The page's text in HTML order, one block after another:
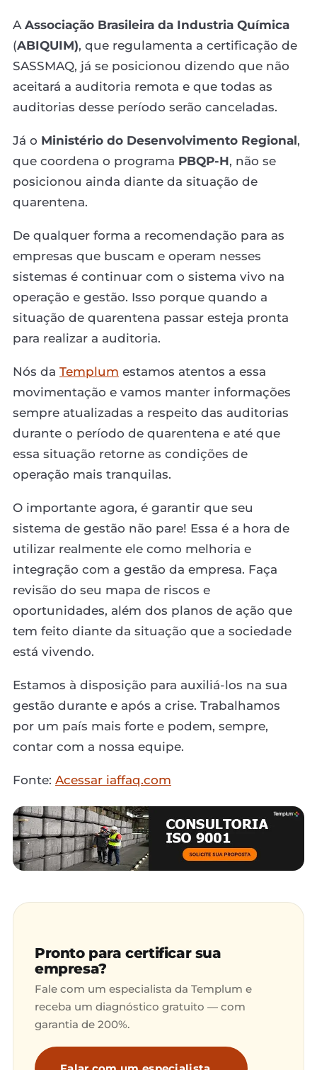
A Associação Brasileira da Industria Química
(ABIQUIM), que regulamenta a certificação de
SASSMAQ, já se posicionou dizendo que não
aceitará a auditoria remota e que todas as
auditorias desse período serão canceladas.
Já o Ministério do Desenvolvimento Regional,
que coordena o programa PBQP-H, não se
posicionou ainda diante da situação de
quarentena.
De qualquer forma a recomendação para as
empresas que buscam e operam nesses
sistemas é continuar com o sistema vivo na
operação e gestão. Isso porque quando a
situação de quarentena passar esteja pronta
para realizar a auditoria.
Nós da Templum estamos atentos a essa
movimentação e vamos manter informações
sempre atualizadas a respeito das auditorias
durante o período de quarentena e até que
essa situação retorne as condições de
operação mais tranquilas.
O importante agora, é garantir que seu
sistema de gestão não pare! Essa é a hora de
utilizar realmente ele como melhoria e
integração com a gestão da empresa. Faça
revisão do seu mapa de riscos e
oportunidades, além dos planos de ação que
tem feito diante da situação que a sociedade
está vivendo.
Estamos à disposição para auxiliá-los na sua
gestão durante e após a crise. Trabalhamos
por um país mais forte e podem, sempre,
contar com a nossa equipe.
Fonte: Acessar iaffaq.com
Pronto para certificar sua
empresa?
Fale com um especialista da Templum e
receba um diagnóstico gratuito — com
garantia de 200%.